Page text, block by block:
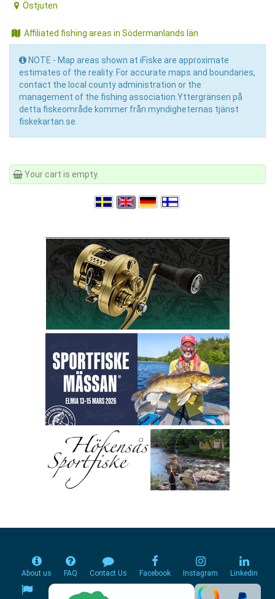
Östjuten
Affiliated fishing areas in Södermanlands län
NOTE - Map areas shown at iFiske are approximate
estimates of the reality. For accurate maps and boundaries,
contact the local county administration or the
management of the fishing association.Yttergränsen på
detta fiskeområde kommer från myndigheternas tjänst
fiskekartan.se.
Your cart is empty.
About us FAQ Contact Us Facebook Instagram Linkedin